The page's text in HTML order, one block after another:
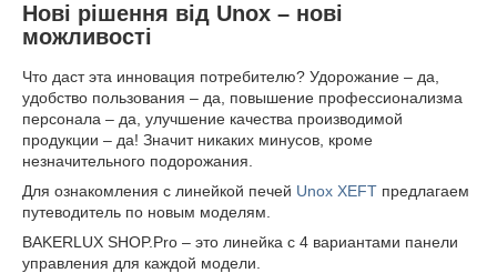
Нові рішення від Unox – нові
можливості
Что даст эта инновация потребителю? Удорожание – да,
удобство пользования – да, повышение профессионализма
персонала – да, улучшение качества производимой
продукции – да! Значит никаких минусов, кроме
незначительного подорожания.
Для ознакомления с линейкой печей Unox XEFT предлагаем
путеводитель по новым моделям.
BAKERLUX SHOP.Pro – это линейка с 4 вариантами панели
управления для каждой модели.